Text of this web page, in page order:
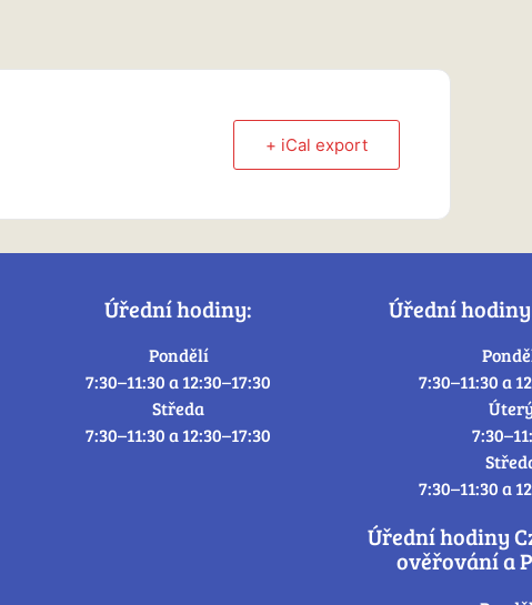
+ iCal export
Úřední hodiny:
Pondělí
7:30–11:30 a 12:30–17:30
Středa
7:30–11:30 a 12:30–17:30
Úřední
7:30–11:30 a
Úterý
7:30–11:30 a
Úřední hodiny
ověřování a